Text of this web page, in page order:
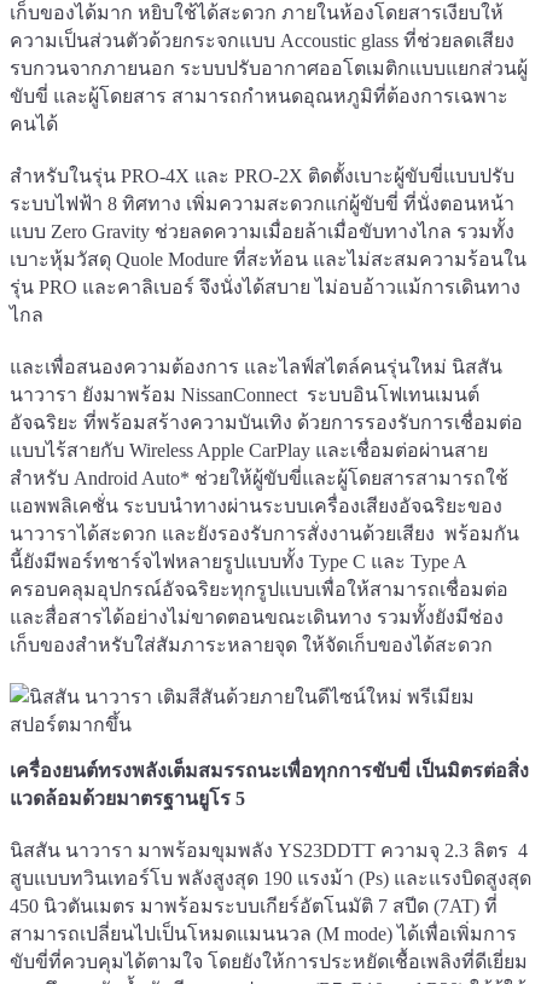
เก็บของได้มาก หยิบใช้ได้สะดวก ภายในห้องโดยสารเงียบให้
ความเป็นส่วนตัวด้วยกระจกแบบ Accoustic glass ที่ช่วยลดเสียง
รบกวนจากภายนอก ระบบปรับอากาศออโตเมติกแบบแยกส่วนผู้
ขับขี่ และผู้โดยสาร สามารถกำหนดอุณหภูมิที่ต้องการเฉพาะ
คนได้
สำหรับในรุ่น PRO-4X และ PRO-2X ติดตั้งเบาะผู้ขับขี่แบบปรับ
ระบบไฟฟ้า 8 ทิศทาง เพิ่มความสะดวกแก่ผู้ขับขี่ ที่นั่งตอนหน้า
แบบ Zero Gravity ช่วยลดความเมื่อยล้าเมื่อขับทางไกล รวมทั้ง
เบาะหุ้มวัสดุ Quole Modure ที่สะท้อน และไม่สะสมความร้อนใน
รุ่น PRO และคาลิเบอร์ จึงนั่งได้สบาย ไม่อบอ้าวแม้การเดินทาง
ไกล
และเพื่อสนองความต้องการ และไลฟ์สไตล์คนรุ่นใหม่ นิสสัน
นาวารา ยังมาพร้อม NissanConnect ระบบอินโฟเทนเมนต์
อัจฉริยะ ที่พร้อมสร้างความบันเทิง ด้วยการรองรับการเชื่อมต่อ
แบบไร้สายกับ Wireless Apple CarPlay และเชื่อมต่อผ่านสาย
สำหรับ Android Auto* ช่วยให้ผู้ขับขี่และผู้โดยสารสามารถใช้
แอพพลิเคชั่น ระบบนำทางผ่านระบบเครื่องเสียงอัจฉริยะของ
นาวาราได้สะดวก และยังรองรับการสั่งงานด้วยเสียง พร้อมกัน
นี้ยังมีพอร์ทชาร์จไฟหลายรูปแบบทั้ง Type C และ Type A
ครอบคลุมอุปกรณ์อัจฉริยะทุกรูปแบบเพื่อให้สามารถเชื่อมต่อ
และสื่อสารได้อย่างไม่ขาดตอนขณะเดินทาง รวมทั้งยังมีช่อง
เก็บของสำหรับใส่สัมภาระหลายจุด ให้จัดเก็บของได้สะดวก
เครื่องยนต์ทรงพลังเต็มสมรรถนะเพื่อทุกการขับขี่ เป็นมิตรต่อสิ่ง
แวดล้อมด้วยมาตรฐานยูโร 5
นิสสัน นาวารา มาพร้อมขุมพลัง YS23DDTT ความจุ 2.3 ลิตร 4
สูบแบบทวินเทอร์โบ พลังสูงสุด 190 แรงม้า (Ps) และแรงบิดสูงสุด
450 นิวตันเมตร มาพร้อมระบบเกียร์อัตโนมัติ 7 สปีด (7AT) ที่
สามารถเปลี่ยนไปเป็นโหมดแมนนวล (M mode) ได้เพื่อเพิ่มการ
ขับขี่ที่ควบคุมได้ตามใจ โดยยังให้การประหยัดเชื้อเพลิงที่ดีเยี่ยม